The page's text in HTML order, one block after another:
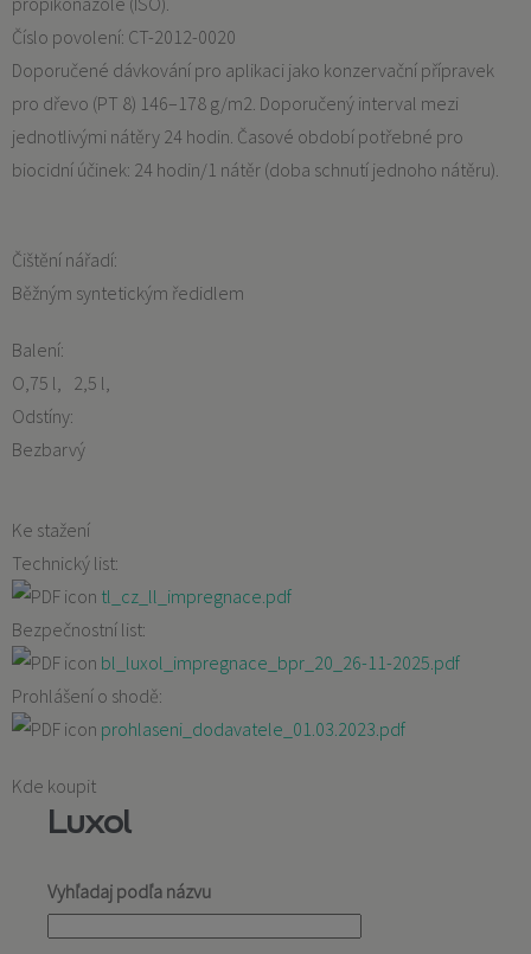
Číslo povolení: CT-2012-0020
Doporučené dávkování pro aplikaci jako konzervační přípravek
pro dřevo (PT 8) 146–178 g/m2. Doporučený interval mezi
jednotlivými nátěry 24 hodin. Časové období potřebné pro
biocidní účinek: 24 hodin/1 nátěr (doba schnutí jednoho nátěru).
Čištění nářadí:
Běžným syntetickým ředidlem
Balení:
O,75 l
2,5 l
Odstíny:
Bezbarvý
Ke stažení
Technický list:
tl_cz_ll_impregnace.pdf
Bezpečnostní list:
bl_luxol_impregnace_bpr_20_26-11-2025.pdf
Prohlášení o shodě:
prohlaseni_dodavatele_01.03.2023.pdf
Kde koupit
Luxol
Vyhľadaj podľa názvu